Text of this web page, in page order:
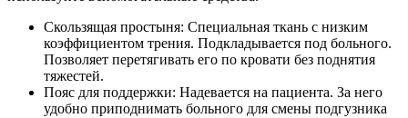
Скользящая простыня: Специальная ткань с низким
коэффициентом трения. Подкладывается под больного.
Позволяет перетягивать его по кровати без поднятия
тяжестей.
Пояс для поддержки: Надевается на пациента. За него
удобно приподнимать больного для смены подгузника